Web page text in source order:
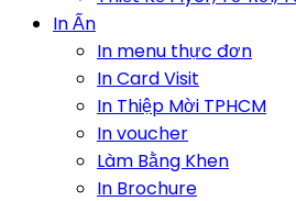
In Ấn
In menu thực đơn
In Card Visit
In Thiệp Mời TPHCM
In voucher
Làm Bằng Khen
In Brochure